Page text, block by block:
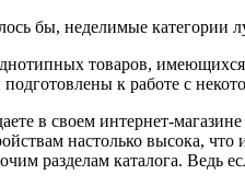
бы, неделимые категории
товаров,
к работе с
в своем интернет-
настолько высока,
разделам каталога. Ведь